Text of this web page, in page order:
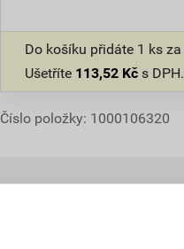
Do košíku přidáte 1 ks za
Ušetříte 113,52 Kč s DPH.
Číslo položky: 1000106320